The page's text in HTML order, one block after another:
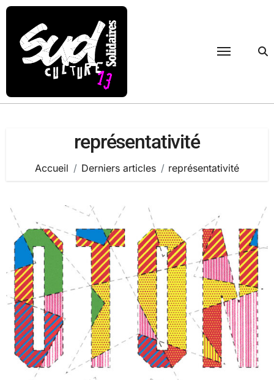
Passer
contenu
représentativité
Accueil Derniers articles représentativité